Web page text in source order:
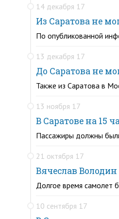
14 декабря 17
Из Саратова не
По опубликованной
13 декабря 17
До Саратова не
Также из Саратова в
13 ноября 17
В Саратове на 15
Пассажиры должны
21 октября 17
Вячеслав
Долгое время самолет
10 сентября 17